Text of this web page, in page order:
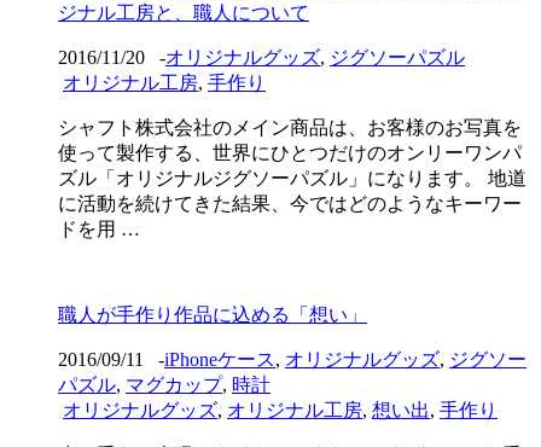
ジナル工房と、職人について
2016/11/20 -オリジナルグッズ, ジグソーパズル
オリジナル工房, 手作り
シャフト株式会社のメイン商品は、お客様のお写真を
使って製作する、世界にひとつだけのオンリーワンパ
ズル「オリジナルジグソーパズル」になります。 地道
に活動を続けてきた結果、今ではどのようなキーワー
ドを用 …
職人が手作り作品に込める「想い」
2016/09/11 -iPhoneケース, オリジナルグッズ, ジグソー
パズル, マグカップ, 時計
オリジナルグッズ, オリジナル工房, 想い出, 手作り